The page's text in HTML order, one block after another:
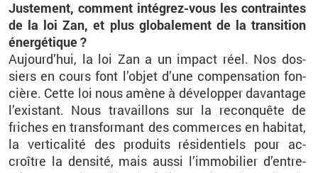
Jus­te­ment, com­ment in­té­grez-vous les contraintes
de la loi Zan, et plus glo­ba­le­ment de la tran­si­tion
éner­gé­tique ?
Au­jour­d’hui, la loi Zan a un im­pact réel. Nos dos­
siers en cours font l’ob­jet d’une com­pen­sa­tion fon­
cière. Cette loi nous amène à dé­ve­lop­per da­van­tage
l’exis­tant. Nous tra­vaillons sur la re­con­quête de
friches en trans­for­mant des com­merces en ha­bi­tat,
la ver­ti­ca­lité des pro­duits ré­si­den­tiels pour ac­
croître la den­sité, mais aussi l’im­mo­bi­lier d’en­tre­